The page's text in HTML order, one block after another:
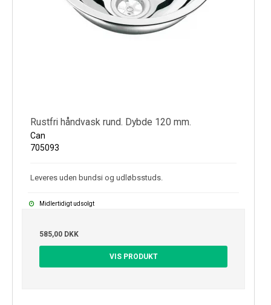
Rustfri håndvask rund. Dybde 120 mm.
Can
705093
Leveres uden bundsi og udløbsstuds.
Midlertidigt udsolgt
585,00 DKK
VIS PRODUKT